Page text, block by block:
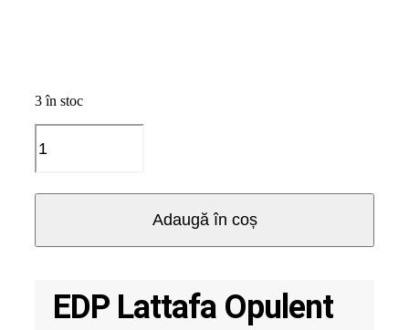
3 în stoc
EDP
Lattafa
Opulent
100
Adaugă în coș
EDP Lattafa Opulent